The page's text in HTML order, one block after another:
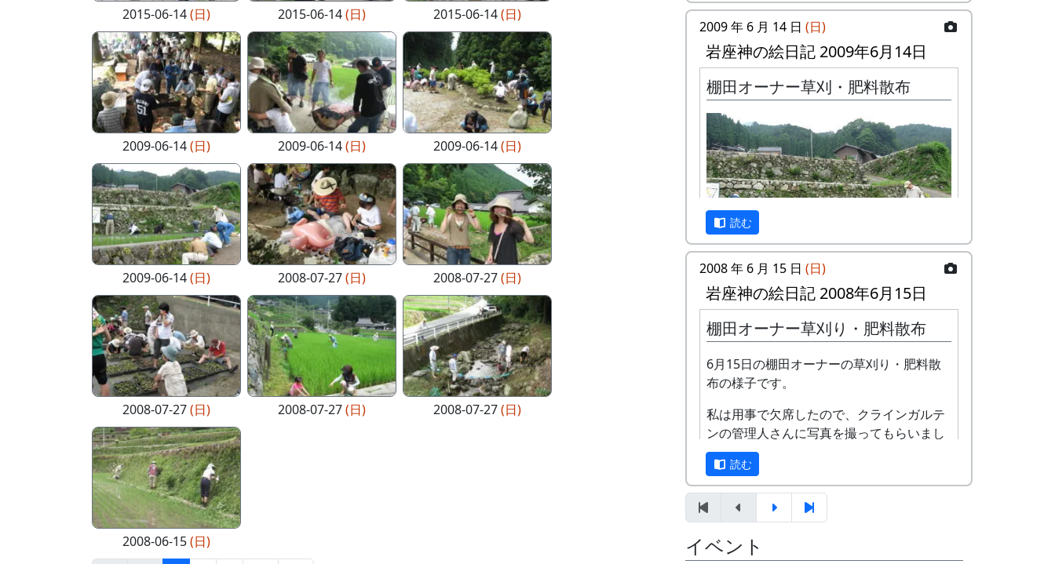
2015-06-14(日) 2015-06-14(日) 2015-06-14(日)
2009-06-14(日) 2009-06-14(日) 2009-06-14(日)
2009-06-14(日) 2008-07-27(日) 2008-07-27(日)
2008-07-27(日) 2008-07-27(日) 2008-07-27(日)
2008-06-15(日)
「岩座神」棚田便り #3 2013年6月号 (PDF
版)
2009 年 6 月 14 日 (日)
岩座神の絵日記 2009年6月14日
棚田オーナー草刈・肥料散布
毎年、6月には棚田オーナー行事として、
田圃の畦や石垣の草刈と肥料散布を行って
いる。
地味な行事なので、例年、参加者が比較的
少ないのだが、今年は多くの人で賑わっ
た。
読む
2008 年 6 月 15 日 (日)
岩座神の絵日記 2008年6月15日
棚田オーナー草刈り・肥料散布
6月15日の棚田オーナーの草刈り・肥料散
布の様子です。
私は用事で欠席したので、クラインガルテ
ンの管理人さんに写真を撮ってもらいまし
た。
読む
イベント